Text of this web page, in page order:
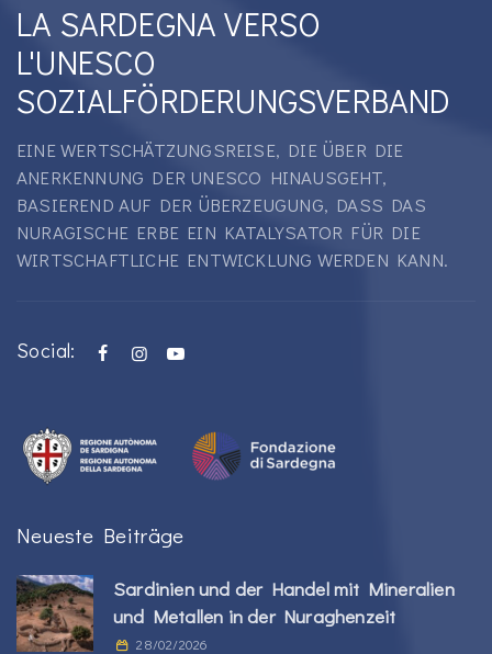
LA SARDEGNA VERSO
L'UNESCO
SOZIALFÖRDERUNGSVERBAND
EINE WERTSCHÄTZUNGSREISE, DIE ÜBER DIE
ANERKENNUNG DER UNESCO HINAUSGEHT,
BASIEREND AUF DER ÜBERZEUGUNG, DASS DAS
NURAGISCHE ERBE EIN KATALYSATOR FÜR DIE
WIRTSCHAFTLICHE ENTWICKLUNG WERDEN KANN.
Social:
Neueste Beiträge
Sardinien und der Handel mit Mineralien
und Metallen in der Nuraghenzeit
28/02/2026